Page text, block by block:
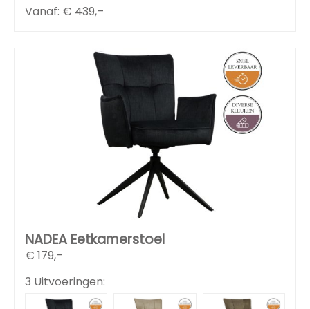
Vanaf: € 439,–
NADEA Eetkamerstoel
€ 179,–
3 Uitvoeringen: